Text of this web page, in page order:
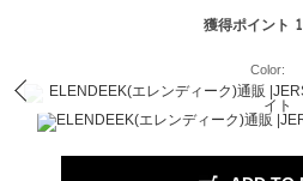
獲得ポイント
Color: